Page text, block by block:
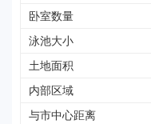
卧室数量
泳池大小
土地面积
内部区域
与市中心距离